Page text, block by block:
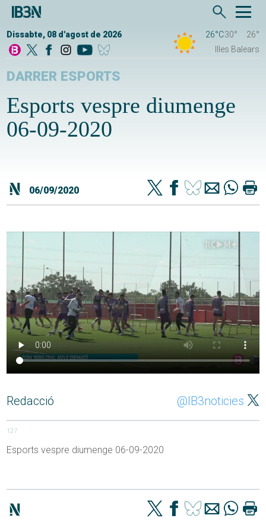
Dissabte, 08 d'agost de 2026 26°C30°
26°
Illes Balears
DARRER ESPORTS
Esports vespre diumenge
06-09-2020
06/09/2020
Redacció @IB3noticies
127
Esports vespre diumenge 06-09-2020